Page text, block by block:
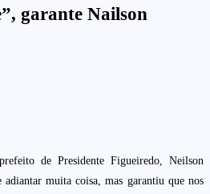
garante Nailson
de Presidente Figueiredo, Neilson
adiantar muita coisa, mas garantiu que nos